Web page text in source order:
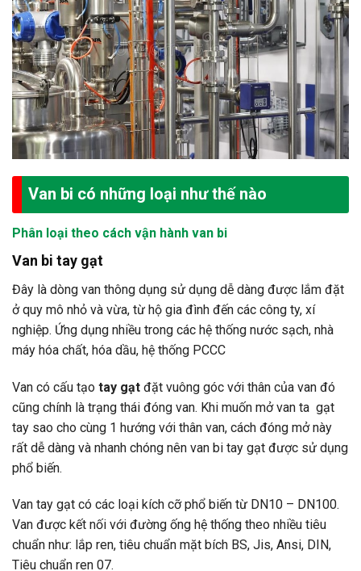
Van bi có những loại như thế nào
Phân loại theo cách vận hành van bi
Van bi tay gạt
Đây là dòng van thông dụng sử dụng dễ dàng được lắm đặt
ở quy mô nhỏ và vừa, từ hộ gia đình đến các công ty, xí
nghiệp. Ứng dụng nhiều trong các hệ thống nước sạch, nhà
máy hóa chất, hóa dầu, hệ thống PCCC
Van có cấu tạo tay gạt đặt vuông góc với thân của van đó
cũng chính là trạng thái đóng van. Khi muốn mở van ta gạt
tay sao cho cùng 1 hướng với thân van, cách đóng mở này
rất dễ dàng và nhanh chóng nên van bi tay gạt được sử dụng
phổ biến.
Van tay gạt có các loại kích cỡ phổ biến từ DN10 – DN100.
Van được kết nối với đường ống hệ thống theo nhiều tiêu
chuẩn như: lắp ren, tiêu chuẩn mặt bích BS, Jis, Ansi, DIN,
Tiêu chuẩn ren 07.